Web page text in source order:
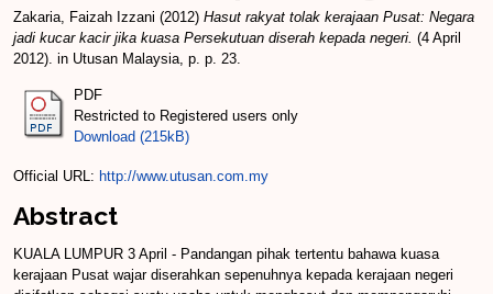
Zakaria, Faizah Izzani (2012) Hasut rakyat tolak kerajaan Pusat: Negara
jadi kucar kacir jika kuasa Persekutuan diserah kepada negeri. (4 April
2012). in Utusan Malaysia, p. p. 23.
PDF
Restricted to Registered users only
Download (215kB)
Official URL: http://www.utusan.com.my
Abstract
KUALA LUMPUR 3 April - Pandangan pihak tertentu bahawa kuasa
kerajaan Pusat wajar diserahkan sepenuhnya kepada kerajaan negeri